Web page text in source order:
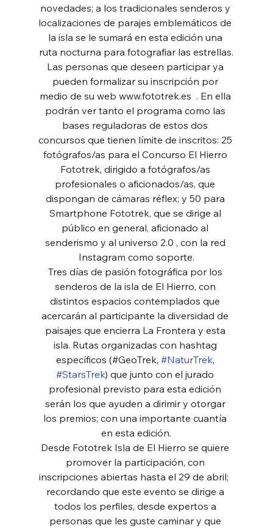
novedades; a los tradicionales senderos y
localizaciones de parajes emblemáticos de
la isla se le sumará en esta edición una
ruta nocturna para fotografiar las estrellas.
Las personas que deseen participar ya
pueden formalizar su inscripción por
medio de su web www.fototrek.es  . En ella
podrán ver tanto el programa como las
bases reguladoras de estos dos
concursos que tienen límite de inscritos: 25
fotógrafos/as para el Concurso El Hierro
Fototrek, dirigido a fotógrafos/as
profesionales o aficionados/as, que
dispongan de cámaras réflex; y 50 para
Smartphone Fototrek, que se dirige al
público en general, aficionado al
senderismo y al universo 2.0 , con la red
Instagram como soporte.
Tres días de pasión fotográfica por los
senderos de la isla de El Hierro, con
distintos espacios contemplados que
acercarán al participante la diversidad de
paisajes que encierra La Frontera y esta
isla. Rutas organizadas con hashtag
específicos (#GeoTrek, #NaturTrek,
#StarsTrek) que junto con el jurado
profesional previsto para esta edición
serán los que ayuden a dirimir y otorgar
los premios; con una importante cuantía
en esta edición.
Desde Fototrek Isla de El Hierro se quiere
promover la participación, con
inscripciones abiertas hasta el 29 de abril;
recordando que este evento se dirige a
todos los perfiles, desde expertos a
personas que les guste caminar y que